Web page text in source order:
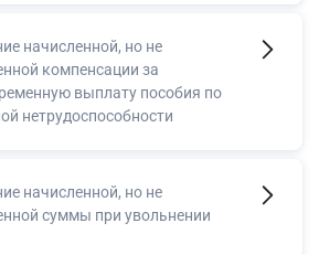
начисленной, но не
компенсации за
выплату пособия по
нетрудоспособности
начисленной, но не
суммы при увольнении